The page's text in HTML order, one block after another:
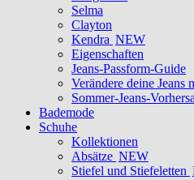
Selma
Clayton
Kendra NEW
Eigenschaften
Jeans-Passform-Guide
Verändere deine Jeans
Sommer-Jeans-
Bademode
Schuhe
Kollektionen
Absätze NEW
Stiefel und Stiefeletten